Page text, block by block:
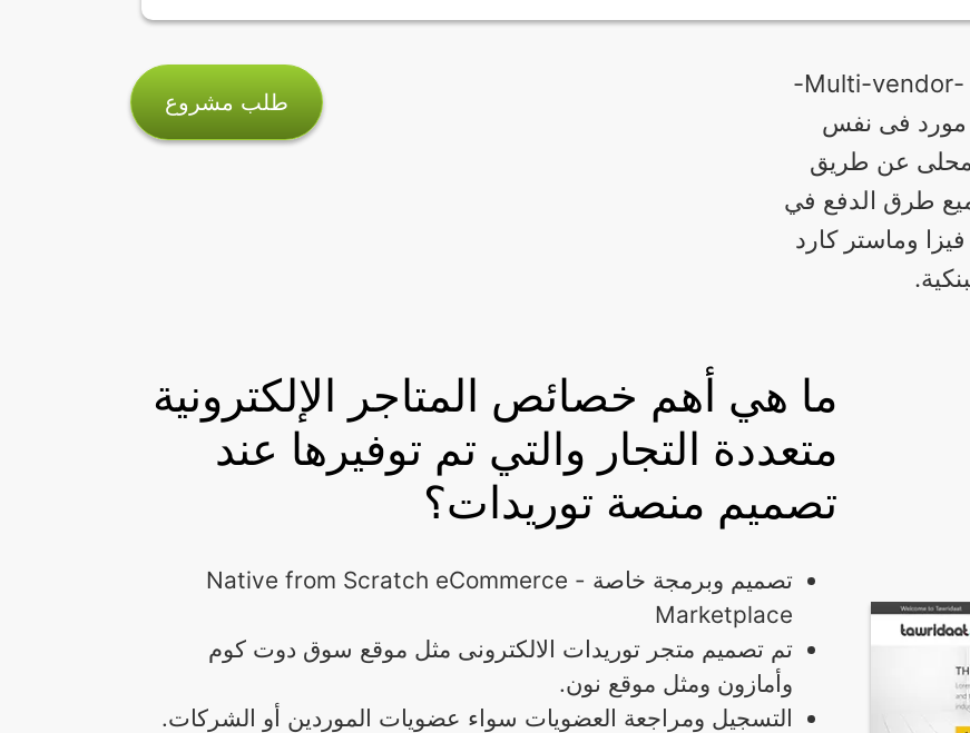
تم تصميم متجر الكترونى متعدد البائعين -Multi-vendor-
مورد فى نفس
عن طريق
طرق الدفع في
وماستر كارد
طلب مشروع
ما هي أهم خصائص المتاجر الإلكترونية
متعددة التجار والتي تم توفيرها عند
تصميم منصة توريدات؟
تصميم وبرمجة خاصة - Native from Scratch eCommerce
Marketplace
تم تصميم متجر توريدات الالكترونى مثل موقع سوق دوت كوم
وأمازون ومثل موقع نون.
التسجيل ومراجعة العضويات سواء عضويات الموردين أو الشركات.